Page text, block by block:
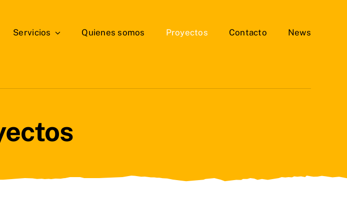
Servicios Quienes somos Proyectos Contacto News